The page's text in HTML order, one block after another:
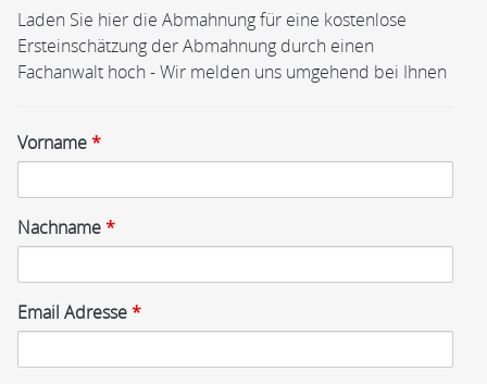
Laden Sie hier die Abmahnung für eine kostenlose
Ersteinschätzung der Abmahnung durch einen
Fachanwalt hoch - Wir melden uns umgehend bei Ihnen
Vorname*
Nachname*
Email Adresse*